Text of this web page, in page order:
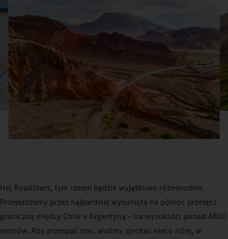
Hej RoadStars, tym razem będzie wyjątkowo różnorodnie.
Przejeżdżamy przez najbardziej wysuniętą na północ przełęcz
graniczną między Chile a Argentyną – na wysokości ponad 4800
metrów. Aby przespać noc, wolimy zjechać nieco niżej, w